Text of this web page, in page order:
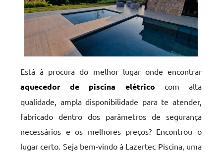
Está à procura do melhor lugar onde encontrar
aquecedor de piscina elétrico com alta
qualidade, ampla disponibilidade para te atender,
fabricado dentro dos parâmetros de segurança
necessários e os melhores preços? Encontrou o
lugar certo. Seja bem-vindo à Lazertec Piscina, uma